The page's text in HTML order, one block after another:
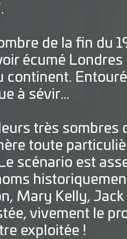
de la fin du
écumé
continent.
à sévir…
très sombres
toute
scénario est
Mary Kelly,
vivement le
exploitée !